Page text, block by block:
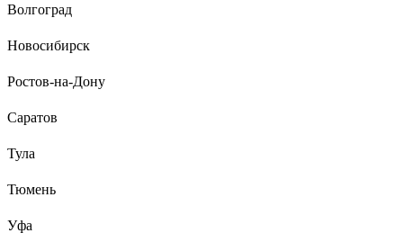
Волгоград
Новосибирск
Ростов-на-Дону
Саратов
Тула
Тюмень
Уфа